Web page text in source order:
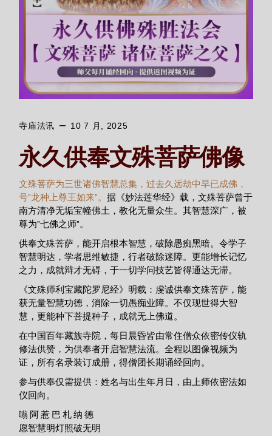
寺庙法讯 10 7 月, 2025
永久供奉文殊菩萨佛像
文殊菩萨为三世诸佛智慧总集，过去久远劫中早已成佛，
号”龙种上尊王如来”。据《妙法莲华经》载，文殊菩萨曾于
南方清净无垢宝幢佛土，教化无量众生。其智慧深广，被
尊为”七佛之师”。
供奉文殊菩萨，能开启根本智慧，破除愚痴黑暗。令学子
智慧明达，学者思维敏捷，行者破除迷障。更能增长记忆
之力，成就辩才无碍，于一切学问技艺皆得通达无滞。
《文殊师利宝藏陀罗尼经》明载：虔诚供奉文殊菩萨，能
获无量智慧功德，消除一切愚痴业障。不仅现世得大智
慧，更能种下菩提种子，成就无上佛道。
在中国百年藏族寺院，每日晨昏皆由常住僧众依密传仪轨
修法供赞，为供奉者开启智慧法流。全程以图像视频为
证，所有名录装订成册，得僧团长期诵经回向。
参与供奉仅需提供：姓名与出生年月日，由上师依密法如
仪回向。
嗡 阿 惹 巴 札 纳 德
愿智慧明灯照破无明